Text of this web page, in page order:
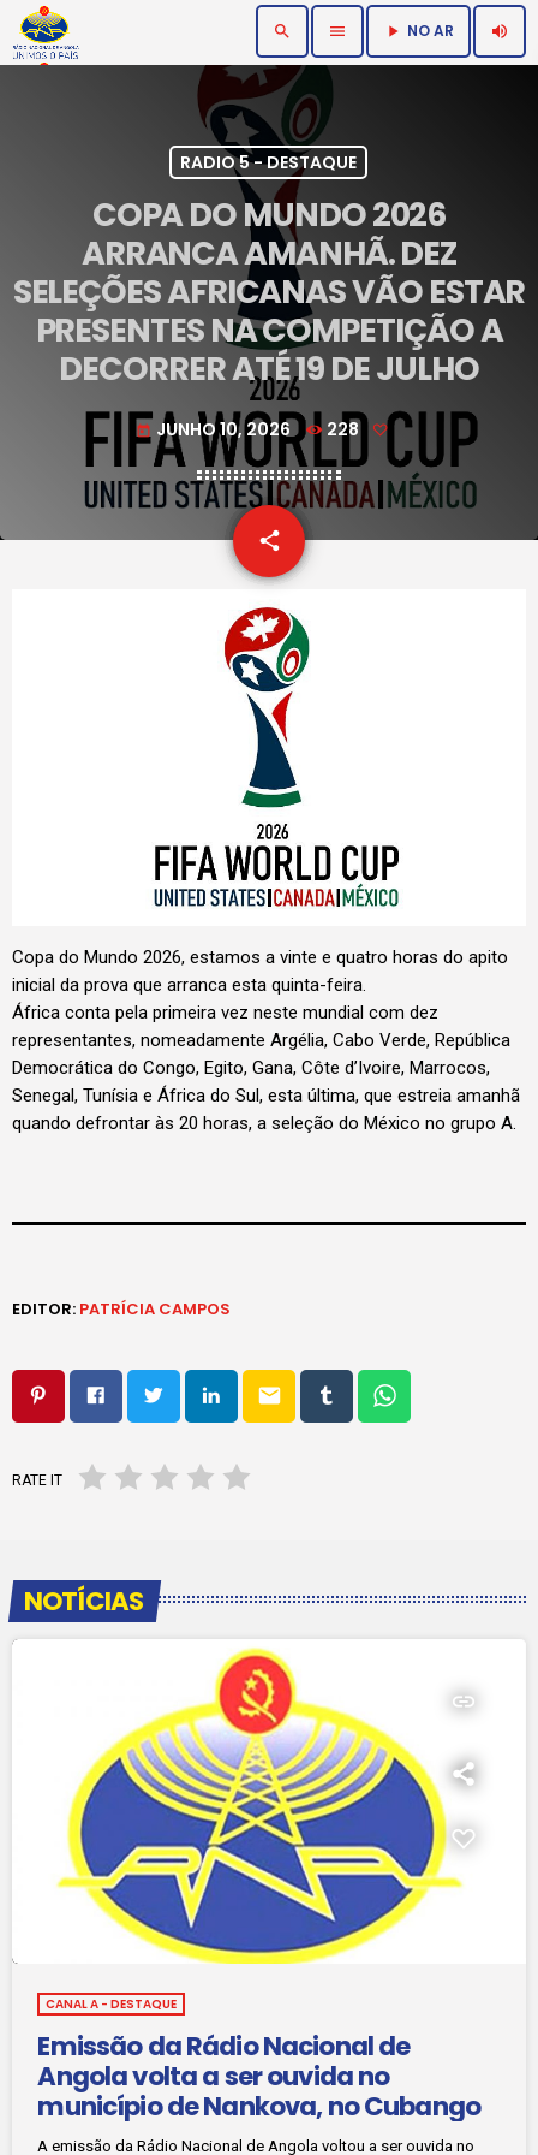
search menu play_arrow NO AR volume_up
RADIO 5 - DESTAQUE
COPA DO MUNDO 2026
ARRANCA AMANHÃ. DEZ
SELEÇÕES AFRICANAS VÃO ESTAR
PRESENTES NA COMPETIÇÃO A
DECORRER ATÉ 19 DE JULHO
today JUNHO 10, 2026 228
share
email
Copa do Mundo 2026, estamos a vinte e quatro horas do apito
inicial da prova que arranca esta quinta-feira.
África conta pela primeira vez neste mundial com dez
representantes, nomeadamente Argélia, Cabo Verde, República
Democrática do Congo, Egito, Gana, Côte d’Ivoire, Marrocos,
Senegal, Tunísia e África do Sul, esta última, que estreia amanhã
quando defrontar às 20 horas, a seleção do México no grupo A.
EDITOR: PATRÍCIA CAMPOS
email
RATE IT
NOTÍCIAS
insert_link
CANAL A - DESTAQUE
Emissão da Rádio Nacional de
Angola volta a ser ouvida no
município de Nankova, no Cubango
A emissão da Rádio Nacional de Angola voltou a ser ouvida no